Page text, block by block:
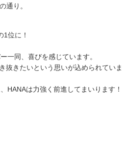
通り。
位に！
一同、喜びを感じています。
抜きたいという思いが込められていま
HANAは力強く前進してまいります！